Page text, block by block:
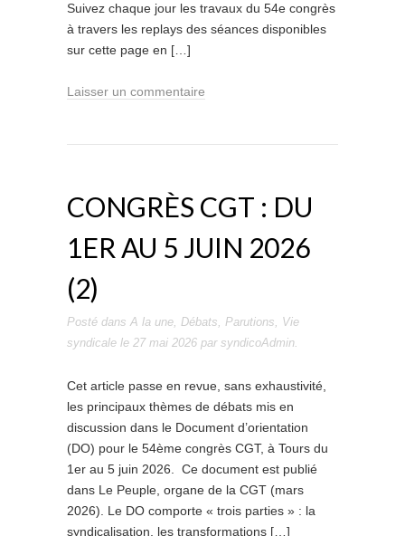
Suivez chaque jour les travaux du 54e congrès
à travers les replays des séances disponibles
sur cette page en […]
Laisser un commentaire
CONGRÈS CGT : DU
1ER AU 5 JUIN 2026
(2)
Posté dans A la une, Débats, Parutions, Vie
syndicale le 27 mai 2026 par syndicoAdmin.
Cet article passe en revue, sans exhaustivité,
les principaux thèmes de débats mis en
discussion dans le Document d’orientation
(DO) pour le 54ème congrès CGT, à Tours du
1er au 5 juin 2026. Ce document est publié
dans Le Peuple, organe de la CGT (mars
2026). Le DO comporte « trois parties » : la
syndicalisation, les transformations […]